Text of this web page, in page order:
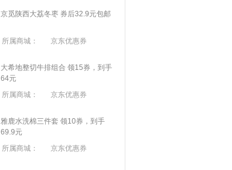
京觅陕西大荔冬枣 券后32.9元包邮
所属商城： 京东优惠券
大希地整切牛排组合 领15券，到手
64元
所属商城：
京东优惠券
雅鹿水洗棉三件套 领10券，到手
69.9元
所属商城：
京东优惠券